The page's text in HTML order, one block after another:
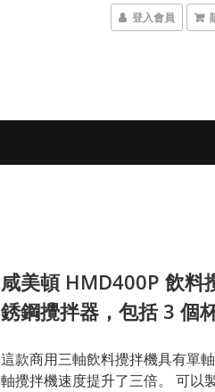
登入會員
咸美頓 HMD400P 飲料
銹鋼攪拌器，包括 3 個
這款商用三軸飲料攪拌機具有單
軸攪拌機速度提升了三倍。 可以